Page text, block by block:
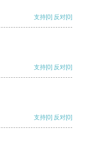
支持[0] 反对[0]
支持[0] 反对[0]
支持[0] 反对[0]